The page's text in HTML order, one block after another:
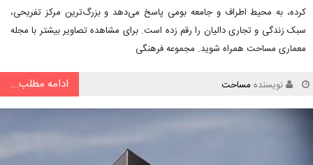
کرده، به محیط اطراف و جامعه بومی پاسخ می‌دهد و بزرگ‌ترین مرکز تفریحی،
سبک زندگی و تجاری دالیان را رقم زده است. برای مشاهده تصاویر بیشتر با مجله
معماری مساحت همراه شوید. مجموعه فرهنگی
نویسنده مساحت ادامه مطلب...